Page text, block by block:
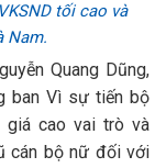
tối cao và
Nam.
Quang Dũng,
ban Vì sự tiến bộ
giá cao vai trò và
cán bộ nữ đối với